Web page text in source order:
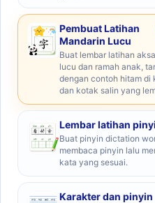
Pembuat Latihan
Mandarin Lucu
Buat lembar latihan
lucu dan ramah anak,
dengan contoh hitam di
dan kotak salin yang
Lembar latihan
Buat pinyin dictation
membaca pinyin lalu
kata yang sesuai.
Karakter dan pinyin